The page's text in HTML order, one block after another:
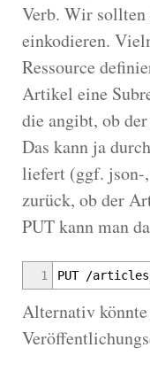
Verb. Wir
einkodieren.
Ressource
Artikel eine
die angibt, ob
Das kann ja
liefert (ggf. json-
zurück, ob der
PUT kann man
1 PUT /
Alternativ könnte